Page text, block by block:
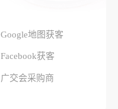
Google地图获客
Facebook获客
广交会采购商